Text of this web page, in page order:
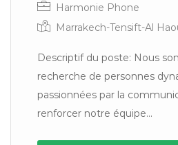
Harmonie Phone
Marrakech-Tensift-Al
Descriptif du poste: Nous
recherche de personnes
passionnées par la
renforcer notre équipe...